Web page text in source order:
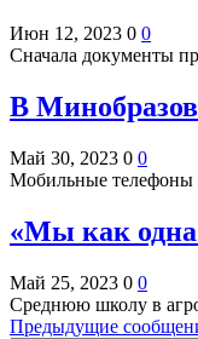
Июн 12, 2023 0 0
Сначала документы
В
Май 30, 2023 0 0
Мобильные телефоны
«Мы как
Май 25, 2023 0 0
Среднюю школу в
Предыдущие